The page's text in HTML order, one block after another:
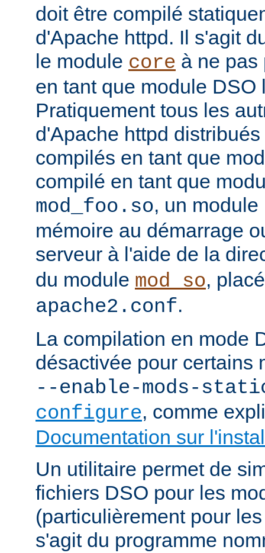
doit être compilé
d'Apache httpd. Il s'agit
le module core à ne pas
en tant que module DSO
Pratiquement tous les
d'Apache httpd
compilés en tant que
compilé en tant que
mod_foo.so, un
mémoire au démarrage
serveur à l'aide de la
du module mod_so,
apache2.conf.
La compilation en mode
désactivée pour certains
--enable-mods-
configure, comme
Documentation sur
Un utilitaire permet de
fichiers DSO pour les
(particulièrement pour
s'agit du programme